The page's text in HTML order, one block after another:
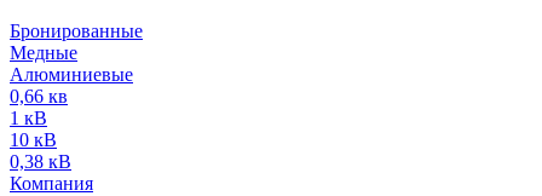
Бронированные
Медные
Алюминиевые
0,66 кв
1 кВ
10 кВ
0,38 кВ
Компания